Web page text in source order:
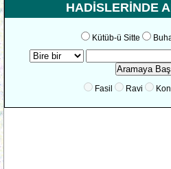
HADİSLERİNDE
Kütüb-ü Sitte
Fasil Ravi